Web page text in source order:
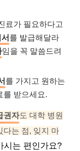
료가 필요하다고
를 발급해달라
임을 꼭 말씀드려
를 가지고 원하는
를 받으세요.
권자도 대학 병원
다는 점, 잊지 마
시는 편인가요?